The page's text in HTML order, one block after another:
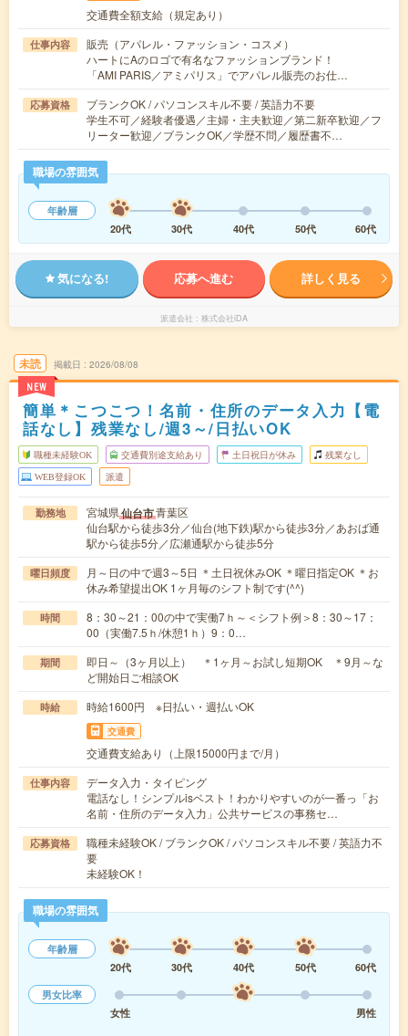
交通費全額支給（規定あり）
仕事内容
販売（アパレル・ファッション・コスメ）
ハートにAのロゴで有名なファッションブランド！
「AMI PARIS／アミパリス」でアパレル販売のお仕…
応募資格
ブランクOK / パソコンスキル不要 / 英語力不要
学生不可／経験者優遇／主婦・主夫歓迎／第二新卒歓迎／フ
リーター歓迎／ブランクOK／学歴不問／履歴書不…
職場の雰囲気
年齢層
20代
30代 40代 50代 60代
気になる! 応募へ進む 詳しく見る
派遣会社 株式会社iDA
未読
NEW
掲載日 2026/08/08
簡単＊こつこつ！名前・住所のデータ入力【電
話なし】残業なし/週3～/日払いOK
職種未経験OK 交通費別途支給あり 土日祝日が休み 残業なし
WEB登録OK 派遣
勤務地 宮城県仙台市青葉区
仙台駅から徒歩3分／仙台(地下鉄)駅から徒歩3分／あおば通
駅から徒歩5分／広瀬通駅から徒歩5分
曜日頻度
月～日の中で週3～5日 ＊土日祝休みOK ＊曜日指定OK ＊お
休み希望提出OK 1ヶ月毎のシフト制です(^^)
時間
8：30～21：00の中で実働7ｈ～＜シフト例＞8：30～17：
00（実働7.5ｈ/休憩1ｈ）9：0…
期間
即日～（3ヶ月以上） ＊1ヶ月～お試し短期OK ＊9月～な
ど開始日ご相談OK
時給 時給1600円 ※日払い・週払いOK
交通費
交通費支給あり（上限15000円まで/月）
仕事内容
データ入力・タイピング
電話なし！シンプルisベスト！わかりやすいのが一番っ「お
名前・住所のデータ入力」公共サービスの事務セ…
応募資格
職種未経験OK / ブランクOK / パソコンスキル不要 / 英語力不
要
未経験OK！
職場の雰囲気
年齢層
20代
30代 40代 50代
60代
男女比率
女性
男性